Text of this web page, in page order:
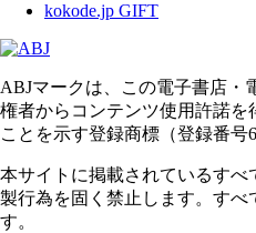
kokode.jp GIFT
ABJマークは、この電子書店・
権者からコンテンツ使用許諾を
ことを示す登録商標（登録番号
本サイトに掲載されているす
製行為を固く禁止します。すべ
す。